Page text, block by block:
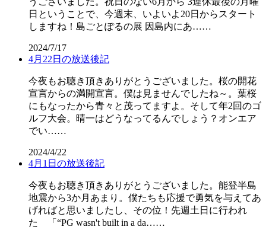
日ということで、今週末、いよいよ20日からスタート
しますね！島ごとぽるの展 因島内にあ……
2024/7/17
4月22日の放送後記
今夜もお聴き頂きありがとうございました。桜の開花
宣言からの満開宣言。僕は見ませんでしたね～。葉桜
にもなったから青々と茂ってますよ。そして年2回のゴ
ルフ大会。晴一はどうなってるんでしょう？オンエア
でい……
2024/4/22
4月1日の放送後記
今夜もお聴き頂きありがとうございました。能登半島
地震から3か月あまり。僕たちも応援で勇気を与えてあ
げればと思いましたし、その位！先週土日に行われ
た 「“PG wasn't built in a da……